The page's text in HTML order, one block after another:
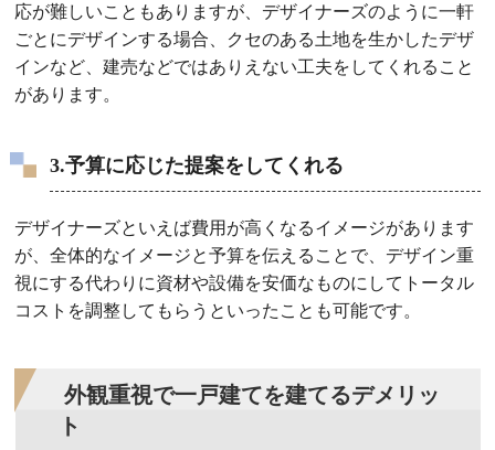
応が難しいこともありますが、デザイナーズのように一軒
ごとにデザインする場合、クセのある土地を生かしたデザ
インなど、建売などではありえない工夫をしてくれること
があります。
3.予算に応じた提案をしてくれる
デザイナーズといえば費用が高くなるイメージがあります
が、全体的なイメージと予算を伝えることで、デザイン重
視にする代わりに資材や設備を安価なものにしてトータル
コストを調整してもらうといったことも可能です。
外観重視で一戸建てを建てるデメリッ
ト